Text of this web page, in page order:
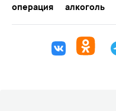
операция
алкоголь